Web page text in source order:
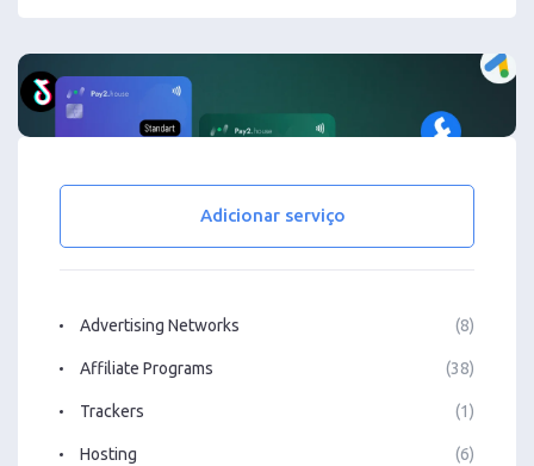
Adicionar serviço
Advertising Networks (8)
Affiliate Programs (38)
Trackers (1)
Hosting (6)